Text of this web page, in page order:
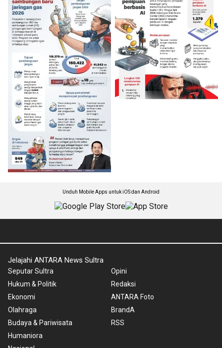
Unduh Mobile Apps untuk iOS dan Android
Jelajahi ANTARA News Sultra
Seputar Sultra
Hukum & Politik
Ekonomi
Olahraga
Budaya & Pariwisata
Humaniora
Opini
Redaksi
ANTARA Foto
BrandA
RSS